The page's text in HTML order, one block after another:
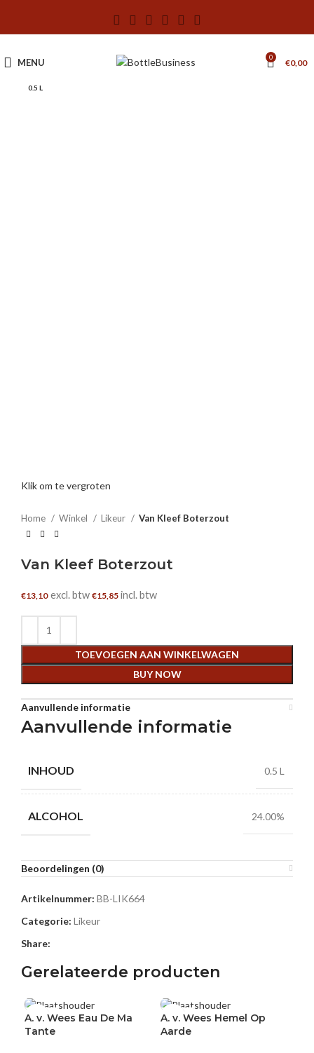
MENU 0 €0,00
0.5 L
Klik om te vergroten
Home Winkel Likeur Van Kleef Boterzout
Van Kleef Boterzout
€13,10 excl. btw €15,85 incl. btw
TOEVOEGEN AAN WINKELWAGEN
BUY NOW
Aanvullende informatie
Aanvullende informatie
INHOUD 0.5 L
ALCOHOL 24.00%
Beoordelingen (0)
Artikelnummer: BB-LIK664
Categorie: Likeur
Share:
Gerelateerde producten
0.35 L
A. v. Wees Eau De Ma
Tante
0.35 L
A. v. Wees Hemel Op
Aarde